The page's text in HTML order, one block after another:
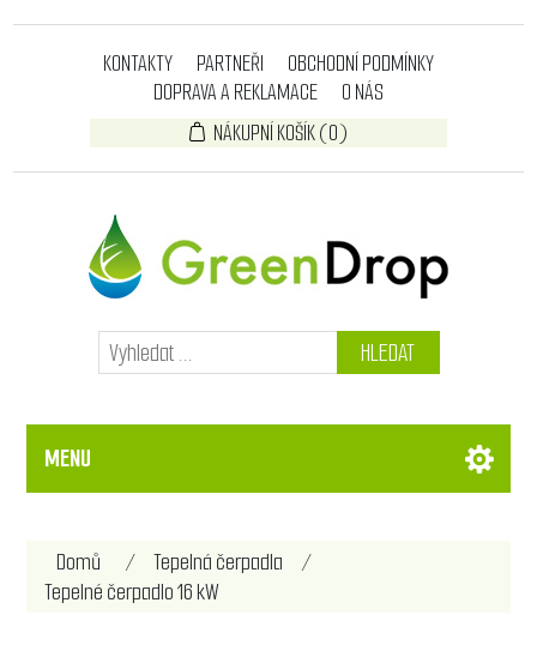
KONTAKTY PARTNEŘI
OBCHODNÍ PODMÍNKY
DOPRAVA A REKLAMACE
O NÁS
NÁKUPNÍ KOŠÍK(0)
HLEDAT
MENU
Domů / Tepelná čerpadla
/
Tepelné čerpadlo 16 kW
Název atributu